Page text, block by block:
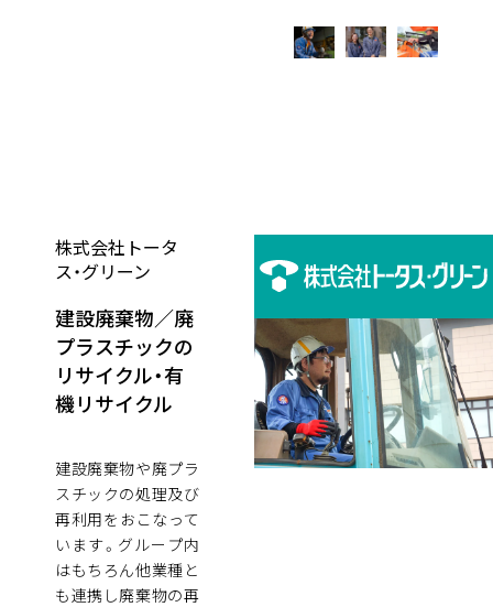
株式会社トータ
ス・グリーン
建設廃棄物／廃
プラスチックの
リサイクル・有
機リサイクル
建設廃棄物や廃プラ
スチックの処理及び
再利用をおこなって
います。グループ内
はもちろん他業種と
も連携し廃棄物の再